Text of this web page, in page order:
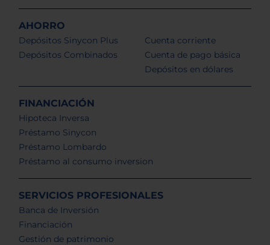
AHORRO
Depósitos Sinycon Plus
Depósitos Combinados
Cuenta corriente
Cuenta de pago básica
Depósitos en dólares
FINANCIACIÓN
Hipoteca Inversa
Préstamo Sinycon
Préstamo Lombardo
Préstamo al consumo inversion
SERVICIOS PROFESIONALES
Banca de Inversión
Financiación
Gestión de patrimonio